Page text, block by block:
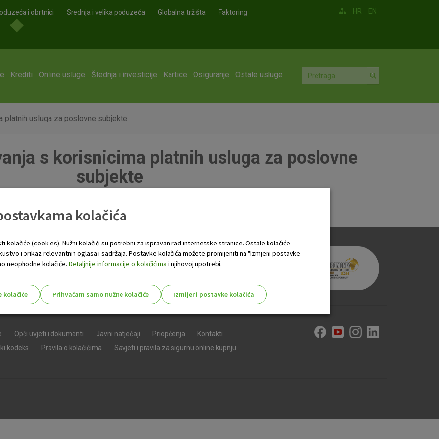
i obrtnici Srednja i velika poduzeća Globalna tržišta Faktoring HR EN
Krediti Online usluge Štednja i investicije Kartice Osiguranje Ostale usluge
platnih usluga za poslovne subjekte
s korisnicima platnih usluga za poslovne
subjekte
Opći uvjeti i dokumenti Javni natječaji Priopćenja
Kontakti
kodeks Pravila o kolačićima
Savjeti i pravila za sigurnu online kupnju
kolačića
kolačiće (cookies). Nužni kolačići su potrebni za ispravan rad internetske stranice. Ostale kolačiće
i prikaz relevantnih oglasa i sadržaja. Postavke kolačića možete promijeniti na "Izmjeni postavke
neophodne kolačiće. Detaljnije informacije o kolačićima i njihovoj upotrebi.
kolačiće Prihvaćam samo nužne kolačiće
Izmijeni postavke kolačića
njima, ali u tom slučaju neki dijelovi stranice neće raditi. Ti kolačići ne